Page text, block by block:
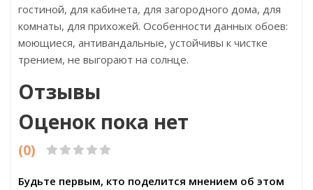
гостиной, для кабинета, для загородного дома, для
комнаты, для прихожей. Особенности данных обоев:
моющиеся, антивандальные, устойчивы к чистке
трением, не выгорают на солнце.
Отзывы
Оценок пока нет
(0)
Будьте первым, кто поделится мнением об этом